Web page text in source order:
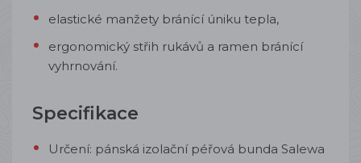
elastické manžety bránící úniku tepla,
ergonomický střih rukávů a ramen bránící
vyhrnování.
Specifikace
Určení: pánská izolační péřová bunda Salewa